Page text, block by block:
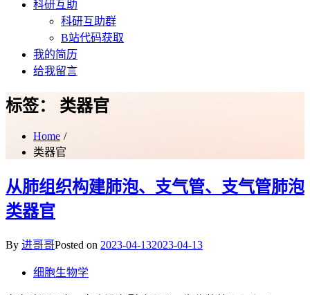
科研互助
科研互助群
B站代码获取
我的简历
给我留言
标签： 类器官
Home
类器官
从肺组织构建肺泡、支气管、支气管肺泡
类器官
By 进哥哥Posted on 2023-04-132023-04-13
细胞生物学